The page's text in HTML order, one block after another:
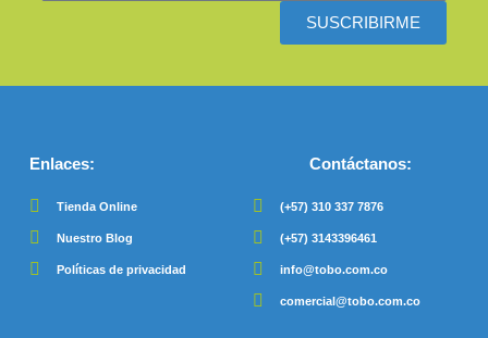
SUSCRIBIRME
Enlaces:
Tienda Online
Nuestro Blog
Políticas de privacidad
Contáctanos:
(+57) 310 337 7876
(+57) 3143396461
info@tobo.com.co
comercial@tobo.com.co